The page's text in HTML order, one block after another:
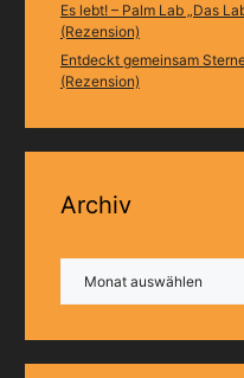
Es lebt! – Palm Lab „Das
(Rezension)
Entdeckt gemeinsam
(Rezension)
Archiv